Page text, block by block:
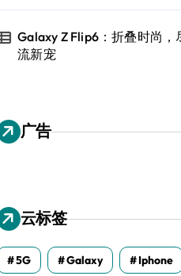
Galaxy Z Flip6：折叠时尚，
流新宠
广告
云标签
5G Galaxy Iphone